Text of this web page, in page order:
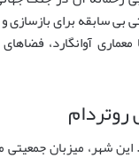
بی سابقه برای
آوانگارد،